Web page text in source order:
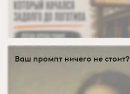
Ваш промпт ничего не стоит?